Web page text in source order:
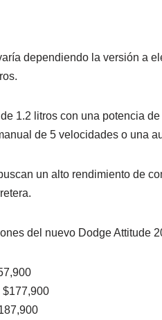
dependiendo la versión a
1.2 litros con una potencia
de 5 velocidades o una
un alto rendimiento de
del nuevo Dodge Attitude
$177,900